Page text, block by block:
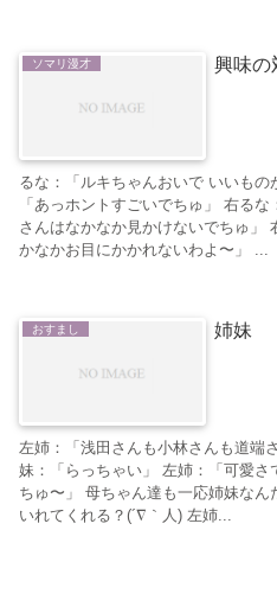
ソマリ漫才 興味の
るな：「ルキちゃんおいで いいもの
「あっホントすごいでちゅ」 右る
さんはなかなか見かけないでちゅ」
かなかお目にかかれないわよ〜」 ...
おすまし 姉妹
左姉：「浅田さんも小林さんも道端
妹：「らっちゃい」 左姉：「可愛
ちゅ〜」 母ちゃん達も一応姉妹な
いれてくれる？(´∇｀人) 左姉...